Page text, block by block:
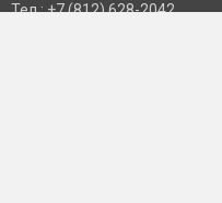
Тел.: +7 (812) 628-2042